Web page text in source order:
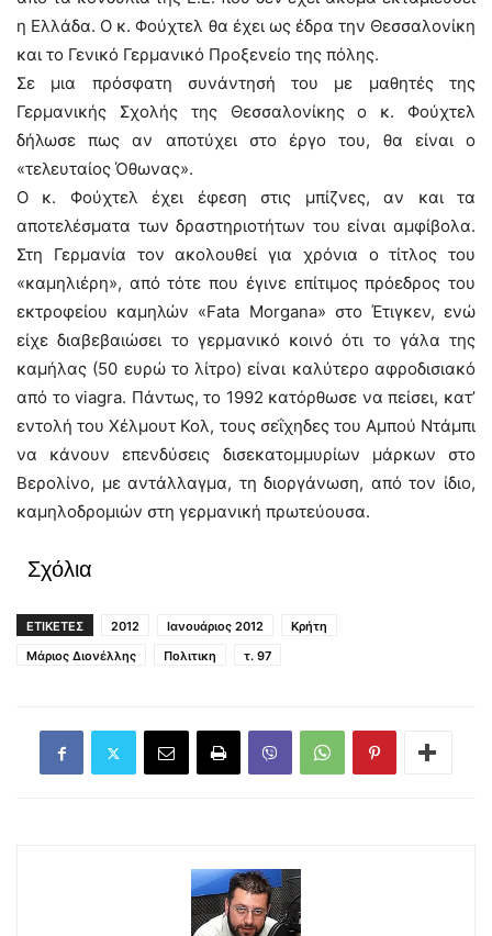
η Ελλάδα. Ο κ. Φούχτελ θα έχει ως έδρα την Θεσσαλονίκη
και το Γενικό Γερμανικό Προξενείο της πόλης.
Σε μια πρόσφατη συνάντησή του με μαθητές της
Γερμανικής Σχολής της Θεσσαλονίκης ο κ. Φούχτελ
δήλωσε πως αν αποτύχει στο έργο του, θα είναι ο
«τελευταίος Όθωνας».
Ο κ. Φούχτελ έχει έφεση στις μπίζνες, αν και τα
αποτελέσματα των δραστηριοτήτων του είναι αμφίβολα.
Στη Γερμανία τον ακολουθεί για χρόνια ο τίτλος του
«καμηλιέρη», από τότε που έγινε επίτιμος πρόεδρος του
εκτροφείου καμηλών «Fata Morgana» στο Έτιγκεν, ενώ
είχε διαβεβαιώσει το γερμανικό κοινό ότι το γάλα της
καμήλας (50 ευρώ το λίτρο) είναι καλύτερο αφροδισιακό
από το viagra. Πάντως, το 1992 κατόρθωσε να πείσει, κατ’
εντολή του Χέλμουτ Κολ, τους σεΐχηδες του Αμπού Ντάμπι
να κάνουν επενδύσεις δισεκατομμυρίων μάρκων στο
Βερολίνο, με αντάλλαγμα, τη διοργάνωση, από τον ίδιο,
καμηλοδρομιών στη γερμανική πρωτεύουσα.
Σχόλια
ΕΤΙΚΕΤΕΣ 2012 Ιανουάριος 2012
Κρήτη
Μάριος Διονέλλης
Πολιτικη τ. 97